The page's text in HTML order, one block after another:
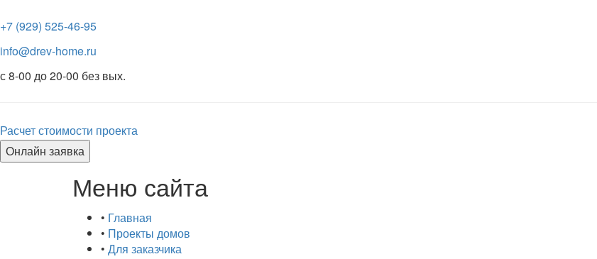
+7 (929) 525-46-95
info@drev-home.ru
с 8-00 до 20-00 без вых.
Расчет стоимости проекта
Онлайн заявка
Меню сайта
• Главная
• Проекты домов
• Для заказчика